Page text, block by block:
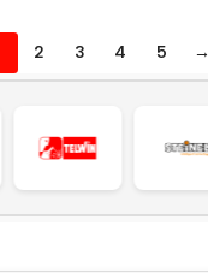
2 3 4 5 →